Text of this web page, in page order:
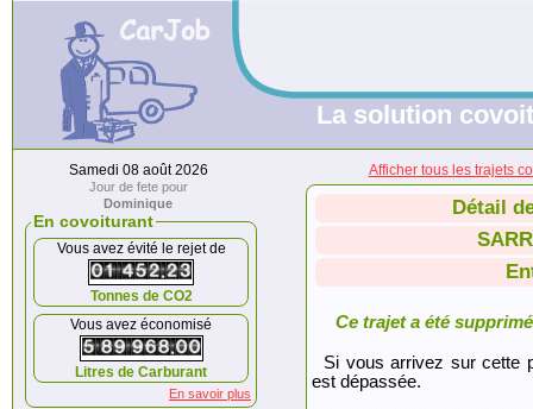
La solution
Samedi 08 août 2026
Jour de fete pour
Dominique
En covoiturant
Vous avez évité le rejet de
Tonnes de CO2
Vous avez économisé
Litres de Carburant
En savoir plus
Afficher tous les trajets
Détail
Ce trajet a été
Si vous arrivez sur cette
est dépassée.